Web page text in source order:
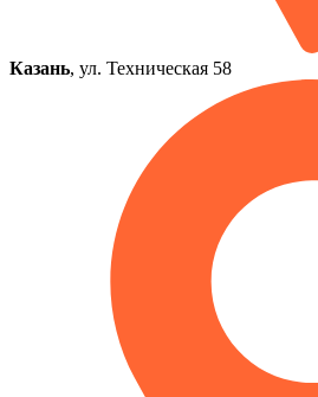
Казань, ул. Техническая 58